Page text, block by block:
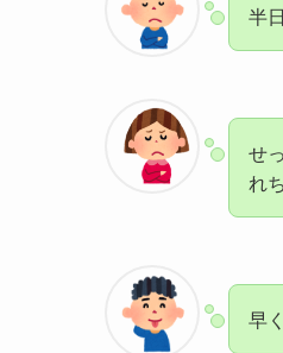
半
せ
れ
早